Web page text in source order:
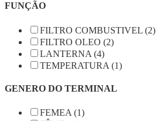
FUNÇÃO
FILTRO COMBUSTIVEL (2)
FILTRO OLEO (2)
LANTERNA (4)
TEMPERATURA (1)
GENERO DO TERMINAL
FEMEA (1)